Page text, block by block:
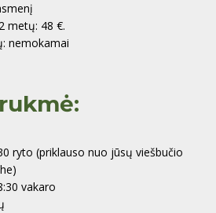
metų: 48 €.
nemokamai
ryto (priklauso nuo jūsų viešbučio
vakaro